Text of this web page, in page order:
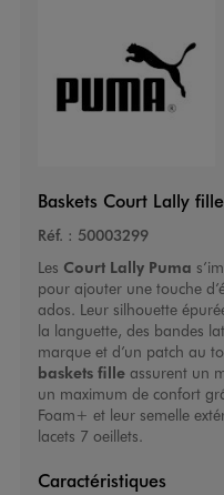
Baskets Court Lally
Réf. : 50003299
Les Court Lally Puma
pour ajouter une touche
ados. Leur silhouette
la languette, des bandes
marque et d’un patch au
baskets filleassurent un
un maximum de confort
Foam+ et leur semelle
lacets 7 oeillets.
Caractéristiques